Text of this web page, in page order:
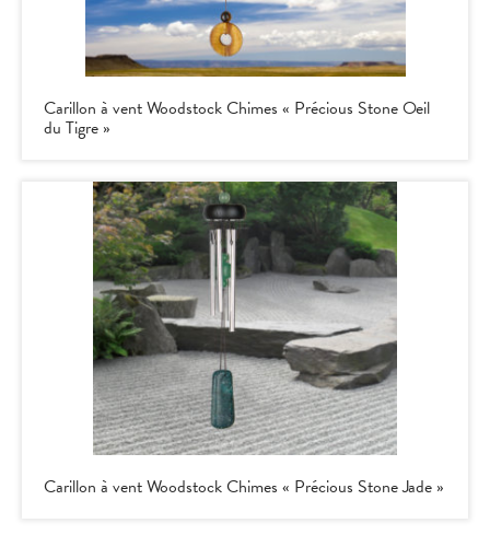
Carillon à vent Woodstock Chimes « Précious Stone Oeil
du Tigre »
Carillon à vent Woodstock Chimes « Précious Stone Jade »